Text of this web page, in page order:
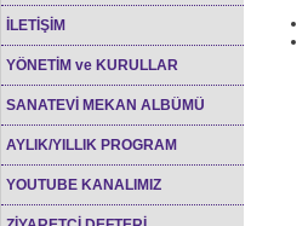
İLETİŞİM
YÖNETİM ve KURULLAR
SANATEVİ MEKAN ALBÜMÜ
AYLIK/YILLIK PROGRAM
YOUTUBE KANALIMIZ